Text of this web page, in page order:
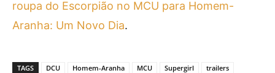
roupa do Escorpião no MCU para Homem-
Aranha: Um Novo Dia.
TAGS DCU Homem-Aranha MCU Supergirl trailers